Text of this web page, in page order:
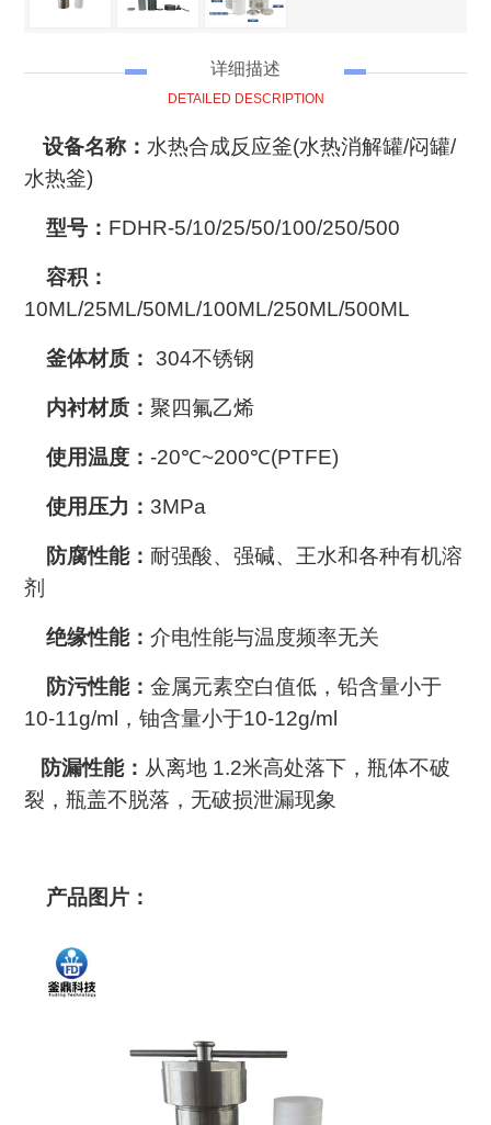
详细描述
DETAILED DESCRIPTION
设备名称：水热合成反应釜(水热消解罐/闷罐/
水热釜)
型号： FDHR-5/10/25/50/100/250/500
容积：
10ML/25ML/50ML/100ML/250ML/500ML
釜体材质： 304不锈钢
内衬材质：聚四氟乙烯
​ 使用温度：-20℃~200℃(PTFE)
使用压力：3MPa
防腐性能： 耐强酸、强碱、王水和各种有机溶
剂
绝缘性能：介电性能与温度频率无关
防污性能：金属元素空白值低，铅含量小于
10-11g/ml，铀含量小于10-12g/ml
防漏性能： 从离地 1.2米高处落下，瓶体不破
裂，瓶盖不脱落，无破损泄漏现象
产品图片：